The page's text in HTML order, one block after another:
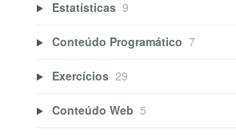
Estatísticas 9
Conteúdo Programático 7
Exercícios 29
Conteúdo Web 5